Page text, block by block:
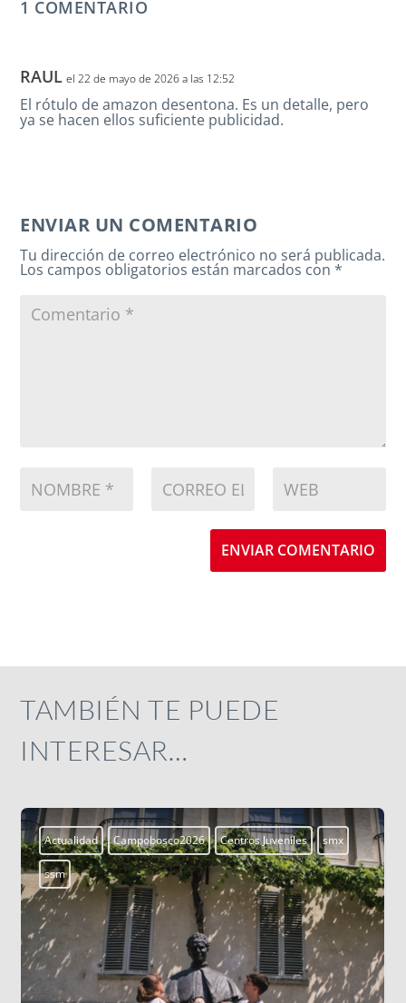
1 COMENTARIO
RAUL el 22 de mayo de 2026 a las 12:52
El rótulo de amazon desentona. Es un detalle, pero
ya se hacen ellos suficiente publicidad.
ENVIAR UN COMENTARIO
Tu dirección de correo electrónico no será publicada.
Los campos obligatorios están marcados con*
ENVIAR COMENTARIO
TAMBIÉN TE PUEDE
INTERESAR…
Aprendiendo a vivir Blogs